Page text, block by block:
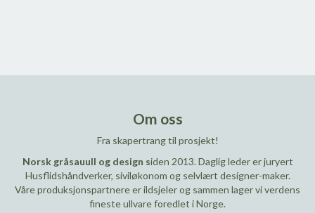
Om oss
Fra skapertrang til prosjekt!
Norsk gråsauull og design siden 2013. Daglig leder er juryert
Husflidshåndverker, siviløkonom og selvlært designer-maker.
Våre produksjonspartnere er ildsjeler og sammen lager vi verdens
fineste ullvare foredlet i Norge.